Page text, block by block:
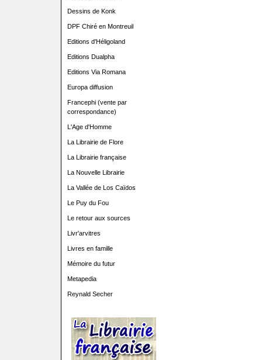
Dessins de Konk
DPF Chiré en Montreuil
Editions d'Héligoland
Editions Dualpha
Editions Via Romana
Europa diffusion
Francephi (vente par
correspondance)
L'Age d'Homme
La Librairie de Flore
La Librairie française
La Nouvelle Librairie
La Vallée de Los Caïdos
Le Puy du Fou
Le retour aux sources
Livr'arvitres
Livres en famille
Mémoire du futur
Metapedia
Reynald Secher